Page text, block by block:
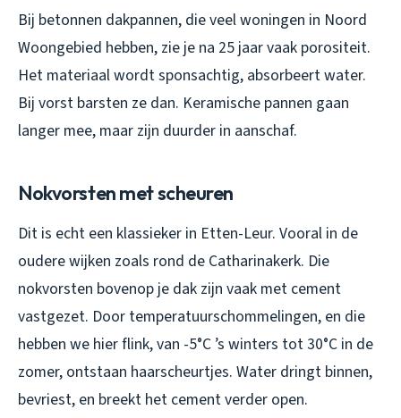
Bij betonnen dakpannen, die veel woningen in Noord
Woongebied hebben, zie je na 25 jaar vaak porositeit.
Het materiaal wordt sponsachtig, absorbeert water.
Bij vorst barsten ze dan. Keramische pannen gaan
langer mee, maar zijn duurder in aanschaf.
Nokvorsten met scheuren
Dit is echt een klassieker in Etten-Leur. Vooral in de
oudere wijken zoals rond de Catharinakerk. Die
nokvorsten bovenop je dak zijn vaak met cement
vastgezet. Door temperatuurschommelingen, en die
hebben we hier flink, van -5°C ’s winters tot 30°C in de
zomer, ontstaan haarscheurtjes. Water dringt binnen,
bevriest, en breekt het cement verder open.